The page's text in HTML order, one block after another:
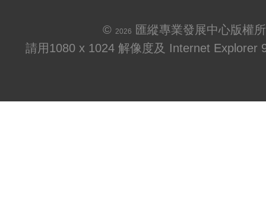
© 2026
匯縱專業發展中心版權
請用1080 x 1024 解像度及 Internet Explorer